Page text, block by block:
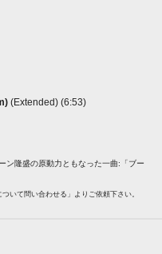
(Extended) (6:53)
ン隆盛の原動力ともなった一曲:「ブー
いて問い合わせる」よりご依頼下さい。